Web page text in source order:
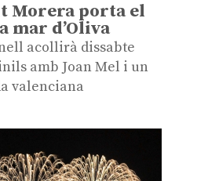
Morera porta el
mar d’Oliva
acollirà dissabte
amb Joan Mel i un
valenciana